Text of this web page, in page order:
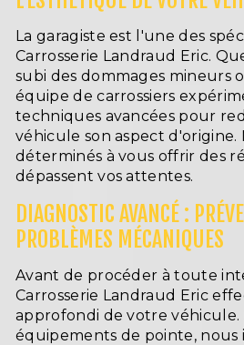
La garagiste est l'une des
Carrosserie Landraud Eric.
subi des dommages mineurs
équipe de carrossiers
techniques avancées pour
véhicule son aspect d'origine.
déterminés à vous offrir des
dépassent vos attentes.
DIAGNOSTIC AVANCÉ :
PROBLÈMES MÉCANIQUES
Avant de procéder à toute
Carrosserie Landraud Eric
approfondi de votre véhicule.
équipements de pointe, nous